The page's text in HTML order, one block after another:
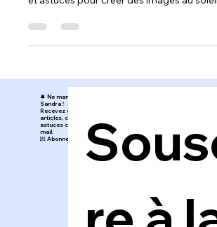
🔔 Ne manquez rien de l’Atelier de
Sandra !
Recevez directement mes nouveaux
articles, conseils, inspirations et
astuces créatives dans votre boîte
Découvre le cyanotype artistique : une
ancienne revisitée en DIY. Matériel, pas